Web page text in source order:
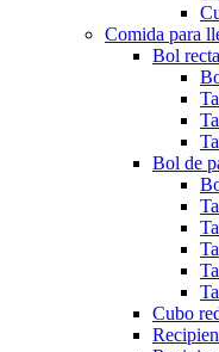
Comida para
Bol
Bol de
Cubo